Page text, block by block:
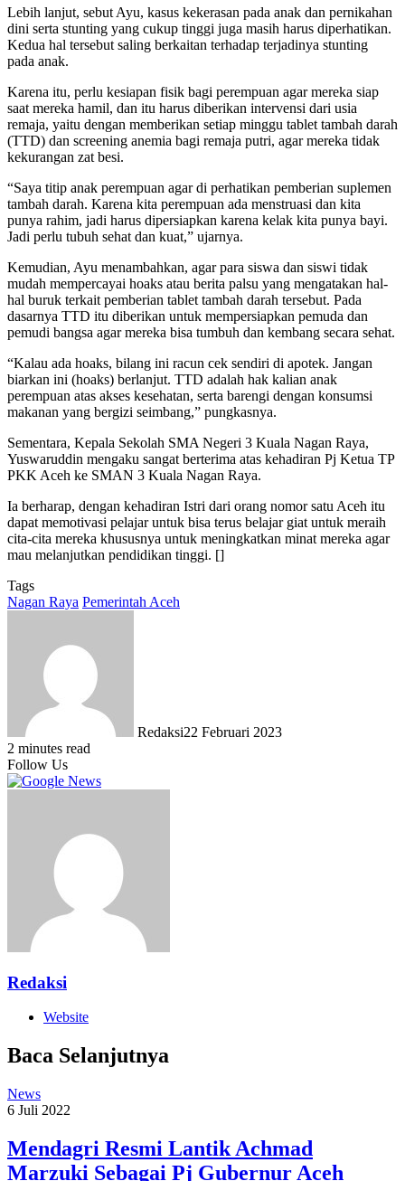
Lebih lanjut, sebut Ayu, kasus kekerasan pada anak dan pernikahan
dini serta stunting yang cukup tinggi juga masih harus diperhatikan.
Kedua hal tersebut saling berkaitan terhadap terjadinya stunting
pada anak.
Karena itu, perlu kesiapan fisik bagi perempuan agar mereka siap
saat mereka hamil, dan itu harus diberikan intervensi dari usia
remaja, yaitu dengan memberikan setiap minggu tablet tambah darah
(TTD) dan screening anemia bagi remaja putri, agar mereka tidak
kekurangan zat besi.
“Saya titip anak perempuan agar di perhatikan pemberian suplemen
tambah darah. Karena kita perempuan ada menstruasi dan kita
punya rahim, jadi harus dipersiapkan karena kelak kita punya bayi.
Jadi perlu tubuh sehat dan kuat,” ujarnya.
Kemudian, Ayu menambahkan, agar para siswa dan siswi tidak
mudah mempercayai hoaks atau berita palsu yang mengatakan hal-
hal buruk terkait pemberian tablet tambah darah tersebut. Pada
dasarnya TTD itu diberikan untuk mempersiapkan pemuda dan
pemudi bangsa agar mereka bisa tumbuh dan kembang secara sehat.
“Kalau ada hoaks, bilang ini racun cek sendiri di apotek. Jangan
biarkan ini (hoaks) berlanjut. TTD adalah hak kalian anak
perempuan atas akses kesehatan, serta barengi dengan konsumsi
makanan yang bergizi seimbang,” pungkasnya.
Sementara, Kepala Sekolah SMA Negeri 3 Kuala Nagan Raya,
Yuswaruddin mengaku sangat berterima atas kehadiran Pj Ketua TP
PKK Aceh ke SMAN 3 Kuala Nagan Raya.
Ia berharap, dengan kehadiran Istri dari orang nomor satu Aceh itu
dapat memotivasi pelajar untuk bisa terus belajar giat untuk meraih
cita-cita mereka khususnya untuk meningkatkan minat mereka agar
mau melanjutkan pendidikan tinggi. []
Tags
Nagan Raya Pemerintah Aceh
Redaksi22 Februari 2023
2 minutes read
Follow Us
Redaksi
Website
Baca Selanjutnya
News
6 Juli 2022
Mendagri Resmi Lantik Achmad
Marzuki Sebagai Pj Gubernur Aceh